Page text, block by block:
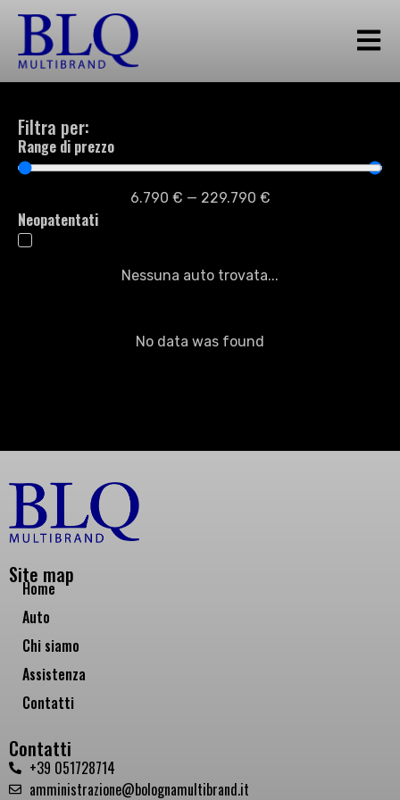
Filtra per:
Range di prezzo
6.790 € — 229.790 €
Neopatentati
Nessuna auto trovata...
No data was found
Site map
Home
Auto
Chi siamo
Assistenza
Contatti
Contatti
+39 051728714
amministrazione@bolognamultibrand.it